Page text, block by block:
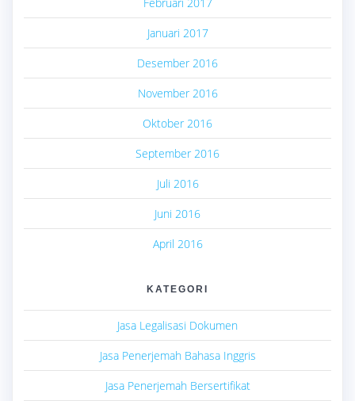
Januari 2017
Desember 2016
November 2016
Oktober 2016
September 2016
Juli 2016
Juni 2016
April 2016
KATEGORI
Jasa Legalisasi Dokumen
Jasa Penerjemah Bahasa Inggris
Jasa Penerjemah Bersertifikat